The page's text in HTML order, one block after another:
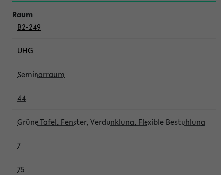
B2-249
UHG
Seminarraum
44
Grüne Tafel, Fenster, Verdunklung, Flexible Bestuhlung
7
75